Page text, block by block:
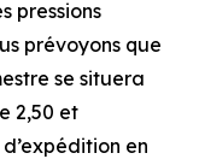
pressions
prévoyons que
se situera
2,50 et
en